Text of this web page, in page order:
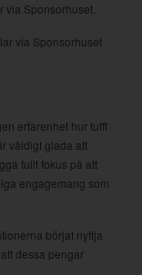
via Sponsorhuset.
via Sponsorhuset
erfarenhet hur tufft
väldigt glada att
fullt fokus på att
engagemang som
börjat nyttja
dessa pengar